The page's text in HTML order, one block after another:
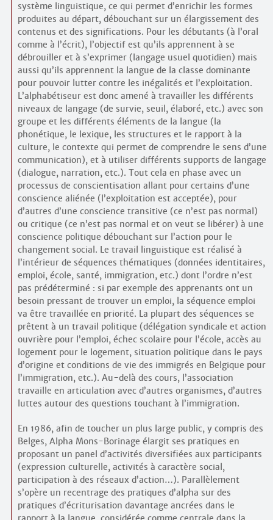
système linguistique, ce qui permet d’enrichir les formes
produites au départ, débouchant sur un élargissement des
contenus et des significations. Pour les débutants (à l’oral
comme à l’écrit), l’objectif est qu’ils apprennent à se
débrouiller et à s’exprimer (langage usuel quotidien) mais
aussi qu’ils apprennent la langue de la classe dominante
pour pouvoir lutter contre les inégalités et l’exploitation.
L’alphabétiseur est donc amené à travailler les différents
niveaux de langage (de survie, seuil, élaboré, etc.) avec son
groupe et les différents éléments de la langue (la
phonétique, le lexique, les structures et le rapport à la
culture, le contexte qui permet de comprendre le sens d’une
communication), et à utiliser différents supports de langage
(dialogue, narration, etc.). Tout cela en phase avec un
processus de conscientisation allant pour certains d’une
conscience aliénée (l’exploitation est acceptée), pour
d’autres d’une conscience transitive (ce n’est pas normal)
ou critique (ce n’est pas normal et on veut se libérer) à une
conscience politique débouchant sur l’action pour le
changement social. Le travail linguistique est réalisé à
l’intérieur de séquences thématiques (données identitaires,
emploi, école, santé, immigration, etc.) dont l’ordre n’est
pas prédéterminé : si par exemple des apprenants ont un
besoin pressant de trouver un emploi, la séquence emploi
va être travaillée en priorité. La plupart des séquences se
prêtent à un travail politique (délégation syndicale et action
ouvrière pour l’emploi, échec scolaire pour l’école, accès au
logement pour le logement, situation politique dans le pays
d’origine et conditions de vie des immigrés en Belgique pour
l’immigration, etc.). Au-delà des cours, l’association
travaille en articulation avec d’autres organismes, d’autres
luttes autour des questions touchant à l’immigration.
En 1986, afin de toucher un plus large public, y compris des
Belges, Alpha Mons-Borinage élargit ses pratiques en
proposant un panel d’activités diversifiées aux participants
(expression culturelle, activités à caractère social,
participation à des réseaux d’action…). Parallèlement
s’opère un recentrage des pratiques d’alpha sur des
pratiques d’écriturisation davantage ancrées dans le